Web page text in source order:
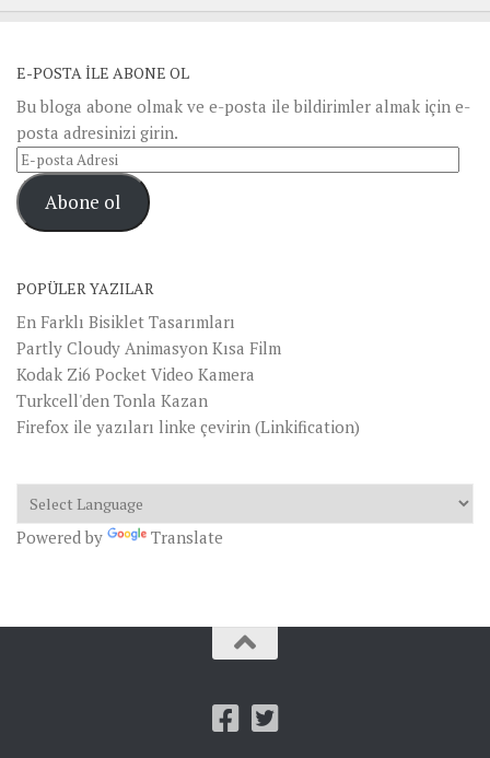
E-POSTA ILE ABONE OL
Bu bloga abone olmak ve e-posta ile bildirimler almak için e-
posta adresinizi girin.
E-
posta
AdresiAbone ol
POPÜLER YAZILAR
En Farklı Bisiklet Tasarımları
Partly Cloudy Animasyon Kısa Film
Kodak Zi6 Pocket Video Kamera
Turkcell'den Tonla Kazan
Firefox ile yazıları linke çevirin (Linkification)
Powered by Translate